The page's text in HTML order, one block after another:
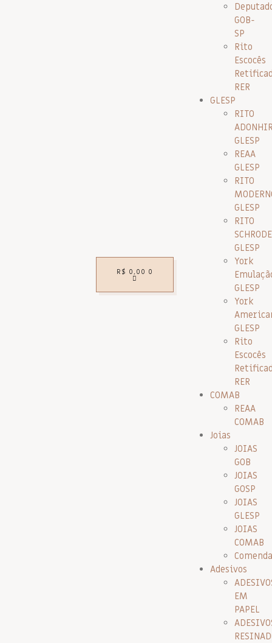
R$ 0,00 0
GOB-
SP
Rito
Escocês
RER
GLESP
RITO
GLESP
REAA
GLESP
RITO
GLESP
RITO
GLESP
York
GLESP
York
GLESP
Rito
Escocês
RER
COMAB
REAA
COMAB
Joias
JOIAS
GOB
JOIAS
GOSP
JOIAS
GLESP
JOIAS
COMAB
Adesivos
EM
PAPEL